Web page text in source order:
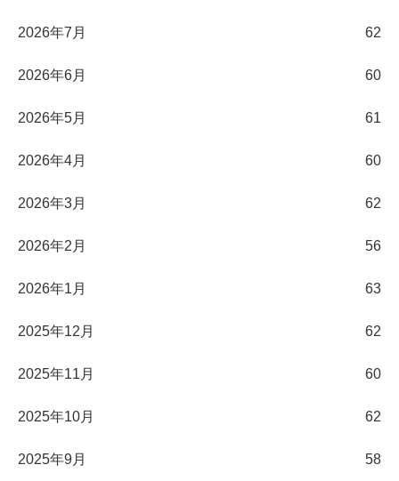
2026年7月 62
2026年6月 60
2026年5月 61
2026年4月 60
2026年3月 62
2026年2月 56
2026年1月 63
2025年12月 62
2025年11月 60
2025年10月 62
2025年9月 58